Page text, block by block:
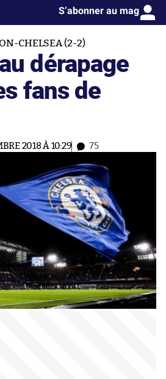
S’abonner au mag
CHELSEA (2-2)
dérapage
fans de
2018 À 10:29 75